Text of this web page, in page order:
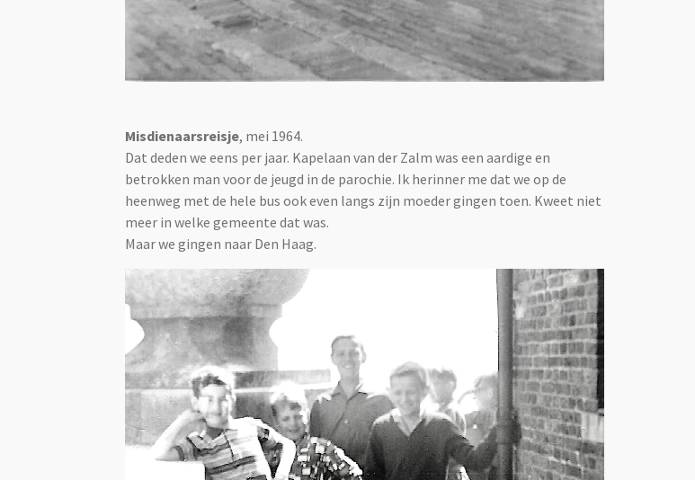
Misdienaarsreisje, mei 1964.
Dat deden we eens per jaar. Kapelaan van der Zalm was een aardige en
betrokken man voor de jeugd in de parochie. Ik herinner me dat we op de
heenweg met de hele bus ook even langs zijn moeder gingen toen. Kweet niet
meer in welke gemeente dat was.
Maar we gingen naar Den Haag.